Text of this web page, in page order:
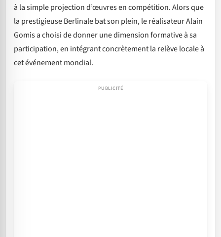
à la simple projection d’œuvres en compétition. Alors que
la prestigieuse Berlinale bat son plein, le réalisateur Alain
Gomis a choisi de donner une dimension formative à sa
participation, en intégrant concrètement la relève locale à
cet événement mondial.